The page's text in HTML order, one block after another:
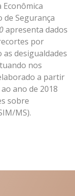
de Segurança
apresenta dados
por
as desigualdades
nos
a partir
ano de 2018
sobre
MS).